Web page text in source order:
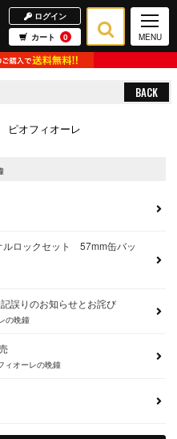
ログイン
カート
0 MENU
BACK
ピオフィオーレ
ルロックセット 57mm缶バッ
誤りのお知らせとお詫び
の晩鐘
ィオーレの晩鐘